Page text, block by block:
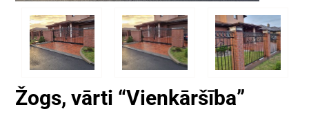
Žogs, vārti “Vienkāršība”